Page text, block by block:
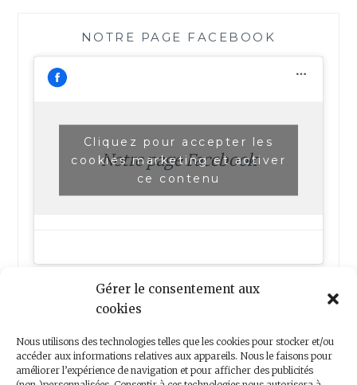
Gérer le consentement aux
cookies
Nous utilisons des technologies telles que les cookies pour stocker et/ou
accéder aux informations relatives aux appareils. Nous le faisons pour
améliorer l’expérience de navigation et pour afficher des publicités
NOTRE PAGE FACEBOOK
Notre page Facebook
Cliquez pour accepter les
cookies marketing et activer
ce contenu